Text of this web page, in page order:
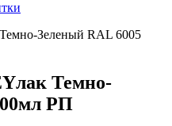
Зеленый RAL 6005
Темно-
РП